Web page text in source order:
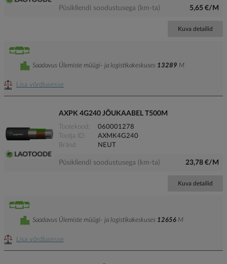
Püsikliendi soodustusega (km-ta) 5,65 €/M
Kuva detailid
Lisa võrdlusesse
Saadavus Ülemiste müügi- ja logistikakeskuses 13289 M
AXPK 4G240 JÕUKAABEL T500M
Tootekood
060001278
Tootja ID
AXMK4G240
Bränd
NEUT
Püsikliendi soodustusega (km-ta) 23,78 €/M
Kuva detailid
Lisa võrdlusesse
Saadavus Ülemiste müügi- ja logistikakeskuses 12656 M